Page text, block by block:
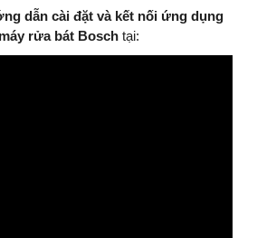
dẫn cài đặt và kết nối ứng dụng
rửa bát Bosch tại: